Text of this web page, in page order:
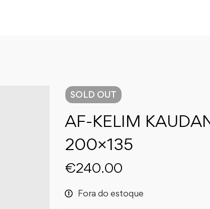
SOLD OUT
AF-KELIM
200×135
€240.00
Fora do estoque